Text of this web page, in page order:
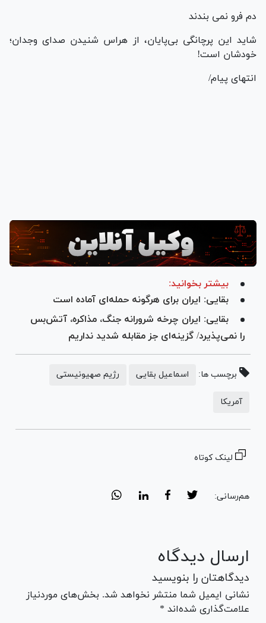
دم فرو نمی بندند
شاید این پرچانگی بی‌پایان، از هراس شنیدن صدای وجدان؛
خودشان است!
انتهای پیام/
بیشتر بخوانید:
بقایی: ایران برای هرگونه حمله‌ای آماده‌ است
بقایی: ایران چرخه شرورانه جنگ، مذاکره، آتش‌بس
را نمی‌پذیرد/ گزینه‌ای جز مقابله شدید نداریم
برچسب ها: اسماعیل بقایی رژیم صهیونیستی
آمریکا
لینک کوتاه
هم‌رسانی:
ارسال دیدگاه
دیدگاهتان را بنویسید
نشانی ایمیل شما منتشر نخواهد شد. بخش‌های موردنیاز
علامت‌گذاری شده‌اند *